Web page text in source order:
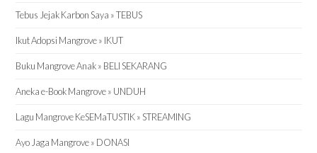
Tebus Jejak Karbon Saya » TEBUS
Ikut Adopsi Mangrove » IKUT
Buku Mangrove Anak » BELI SEKARANG
Aneka e-Book Mangrove » UNDUH
Lagu Mangrove KeSEMaTUSTIK » STREAMING
Ayo Jaga Mangrove » DONASI